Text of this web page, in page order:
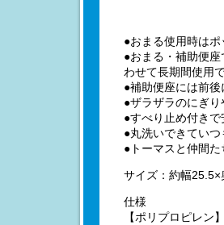
●おまる使用時は
●おまる・補助便
わせて長期間使用
●補助便座には前
●ザラザラのにぎ
●すべり止め付きで
●丸洗いできていつ
●トーマスと仲間
サイズ：約幅
仕様
【ポリプロピレン